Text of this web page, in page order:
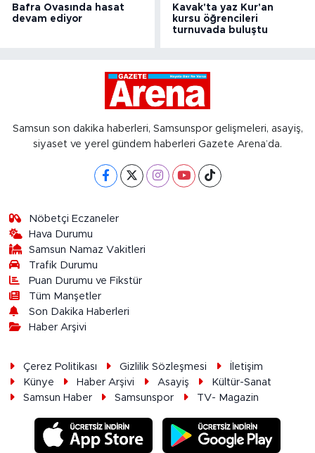
Bafra Ovasında hasat
devam ediyor
Kavak'ta yaz Kur'an
kursu öğrencileri
turnuvada buluştu
Samsun son dakika haberleri, Samsunspor gelişmeleri, asayiş,
siyaset ve yerel gündem haberleri Gazete Arena’da.
Nöbetçi Eczaneler
Hava Durumu
Samsun Namaz Vakitleri
Trafik Durumu
Puan Durumu ve Fikstür
Tüm Manşetler
Son Dakika Haberleri
Haber Arşivi
Çerez Politikası Gizlilik Sözleşmesi
İletişim
Künye
Haber Arşivi Asayiş
Kültür-Sanat
Samsun Haber
Samsunspor TV- Magazin